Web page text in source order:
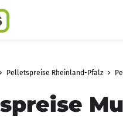
Pelletspreise Rheinland-Pfalz